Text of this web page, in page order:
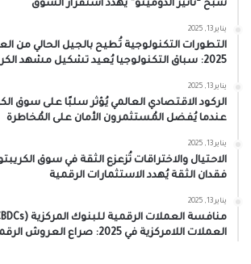
شبح “تأثير الدومينو” يُهدد استقرار السوق
يناير 13, 2025
التطورات التكنولوجية تُطيح بالجيل الحالي من
2025: سباق التكنولوجيا يُعيد تشكيل مشهد الكريبتو
يناير 13, 2025
عندما يُفضل المُستثمرون الأمان على المُخاطرة
يناير 13, 2025
فقدان الثقة يُهدد الاستثمارات الرقمية
يناير 13, 2025
العملات اللامركزية في 2025: صراع العروش الرقمية